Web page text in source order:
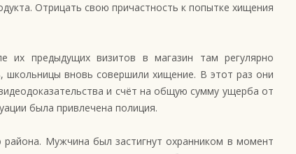
Отрицать свою причастность к попытке хищения
их предыдущих визитов в магазин там регулярно
школьницы вновь совершили хищение. В этот раз они
и счёт на общую сумму ущерба от
была привлечена полиция.
Мужчина был застигнут охранником в момент